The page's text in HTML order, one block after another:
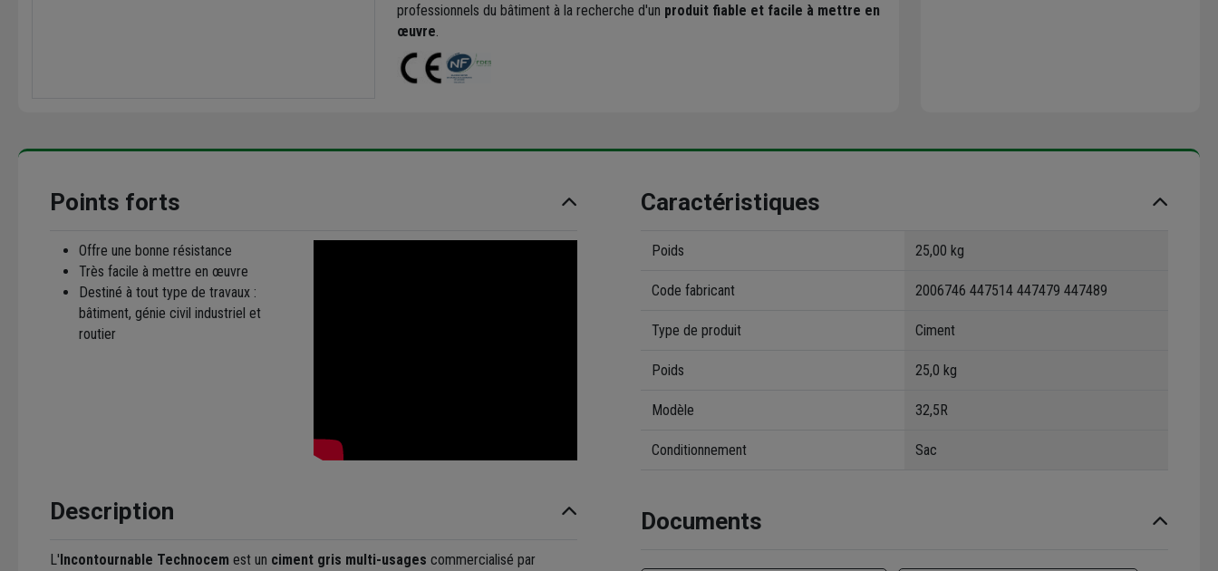
professionnels du bâtiment à la recherche d'un produit fiable et facile à mettre en
œuvre.
Points forts
Offre une bonne résistance
Très facile à mettre en œuvre
Destiné à tout type de travaux :
bâtiment, génie civil industriel et
routier
Description
L' Incontournable Technocem est un ciment gris multi-usages commercialisé par
Caractéristiques
Poids 25,00 kg
Code fabricant 2006746 447514 447479 447489
Type de produit Ciment
Poids 25,0 kg
Modèle 32,5R
Conditionnement Sac
Documents